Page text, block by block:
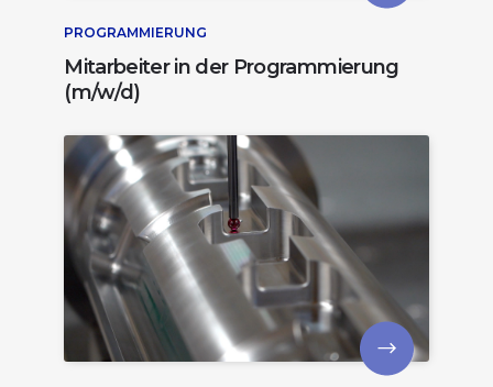
PROGRAMMIERUNG
Mitarbeiter in der Programmierung
(m/w/d)